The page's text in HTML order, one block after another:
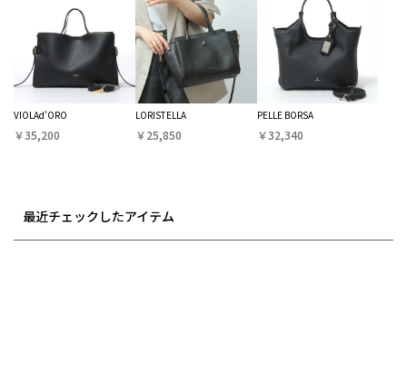
VIOLAd'ORO
￥35,200
LORISTELLA
￥25,850
PELLE BORSA
￥32,340
最近チェックしたアイテム